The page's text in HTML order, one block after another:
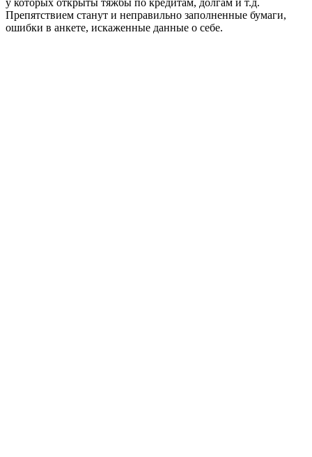
Препятствием станут и неправильно заполненные бумаги,
ошибки в анкете, искаженные данные о себе.